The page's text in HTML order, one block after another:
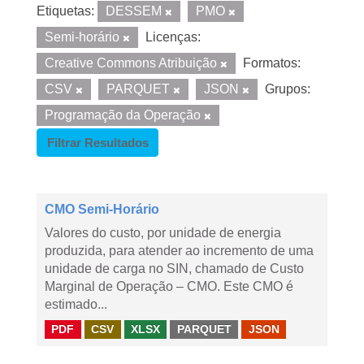
Etiquetas: DESSEM
PMO
Semi-horário
Licenças:
Creative Commons Atribuição
Formatos:
CSV
PARQUET JSON
Grupos:
Programação da Operação
Filtrar Resultados
CMO Semi-Horário
Valores do custo, por unidade de energia
produzida, para atender ao incremento de uma
unidade de carga no SIN, chamado de Custo
Marginal de Operação – CMO. Este CMO é
estimado...
PDF CSV XLSX PARQUET JSON